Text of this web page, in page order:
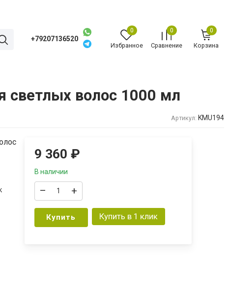
+79207136520
0
Избранное
0
Сравнение
0
Корзина
светлых волос 1000 мл
Артикул: KMU194
9 360 ₽
В наличии
– +
Купить Купить в 1 клик